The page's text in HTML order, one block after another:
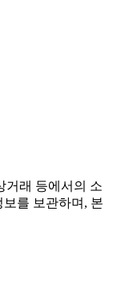
거래 등에서의 소
를 보관하며, 본